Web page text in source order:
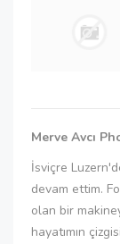
Merve Avcı
İsviçre
devam ettim.
olan bir
hayatımın